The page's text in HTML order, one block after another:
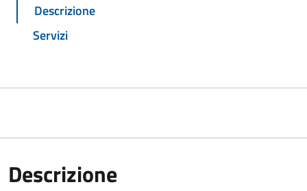
Descrizione
Servizi
Descrizione